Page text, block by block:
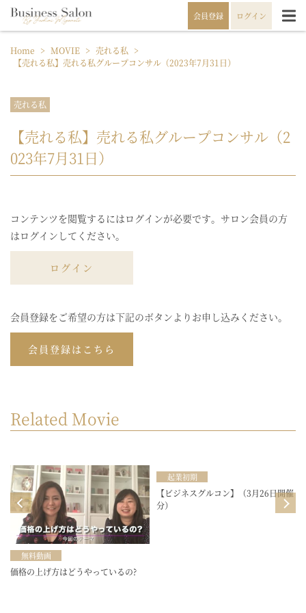
会員登録 ログイン
Home > MOVIE > 売れる私 >
【売れる私】売れる私グループコンサル（2023年7月31日）
売れる私
【売れる私】売れる私グループコンサル（2
023年7月31日）
コンテンツを閲覧するにはログインが必要です。サロン会員の方
はログインしてください。
ログイン
会員登録をご希望の方は下記のボタンよりお申し込みください。
会員登録はこちら
Related Movie
無料動画
価格の上げ方はどうやっているの?
起業初期
【ビジネスグルコン】（3月26日開催
分）